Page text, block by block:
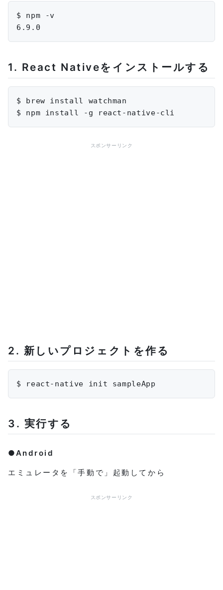
$ npm
-v
6 . 9 . 0
1. React Nativeをインストールする
$ brew install watchman
$ npm install
-g
スポンサーリンク
2. 新しいプロジェクトを作る
3. 実行する
●Android
エミュレータを「手動で」起動してから
スポンサーリンク